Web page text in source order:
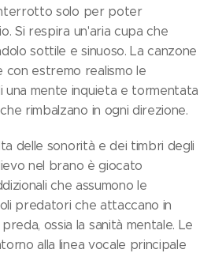
solo per poter
Si respira un'aria cupa che
sottile e sinuoso. La canzone
estremo realismo le
una mente inquieta e tormentata
rimbalzano in ogni direzione.
delle sonorità e dei timbri degli
nel brano è giocato
che assumono le
predatori che attaccano in
ossia la sanità mentale. Le
alla linea vocale principale